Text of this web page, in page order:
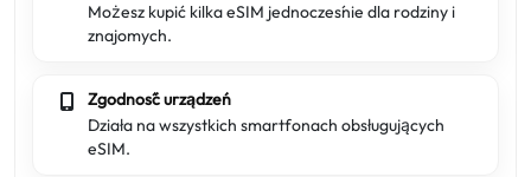
Możesz kupić kilka eSIM jednocześnie dla rodziny i
znajomych.
Zgodność urządzeń
Działa na wszystkich smartfonach obsługujących
eSIM.